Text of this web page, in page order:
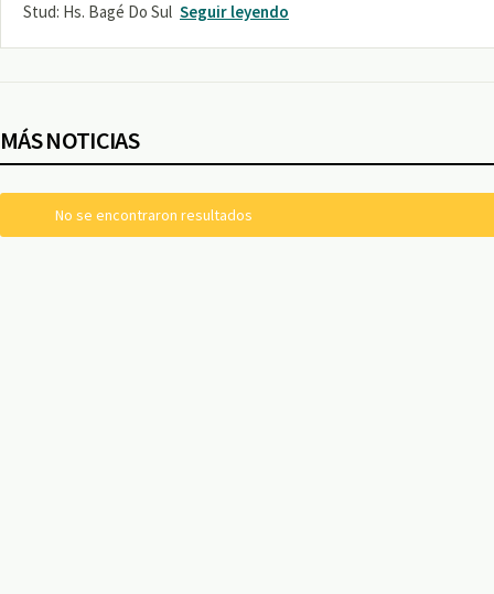
Stud: Hs. Bagé Do Sul Seguir leyendo
MÁS NOTICIAS
No se encontraron resultados